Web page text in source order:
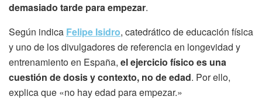
demasiado tarde para empezar.
Según indica Felipe Isidro, catedrático de educación física
y uno de los divulgadores de referencia en longevidad y
entrenamiento en España, el ejercicio físico es una
cuestión de dosis y contexto, no de edad. Por ello,
explica que «no hay edad para empezar.»